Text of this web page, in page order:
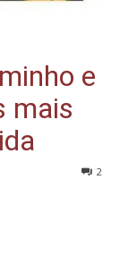
e
mais
2